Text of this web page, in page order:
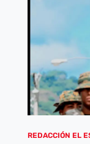
REDACCIÓN EL